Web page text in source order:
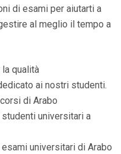
di esami per aiutarti a
al meglio il tempo a
qualità
ai nostri studenti.
di Arabo
universitari a
universitari di Arabo